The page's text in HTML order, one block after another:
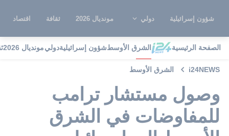
شؤون إسرائيلية دولي مونديال 2026 ثقافة اقتصاد
الصفحة الرئيسية الشرق الأوسطشؤون إسرائيليةدوليمونديال 2026
i24NEWS الشرق الأوسط
وصول مستشار ترامب
للمفاوضات في الشرق